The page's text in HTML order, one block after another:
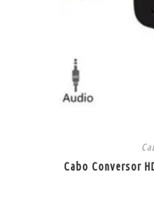
Cabo Conversor